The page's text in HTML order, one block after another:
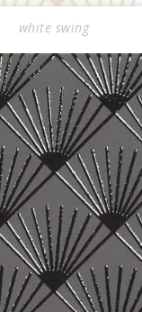
white swing